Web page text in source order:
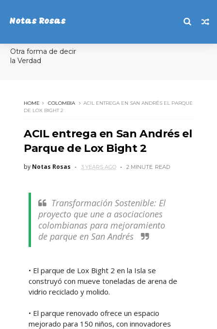
Notas Rosas
Otra forma de decir
la Verdad
HOME COLOMBIA
ACIL ENTREGA EN SAN ANDRÉS EL PARQUE
DE LOX BIGHT 2
ACIL entrega en San Andrés el
Parque de Lox Bight 2
by Notas Rosas 3 YEARS AGO 2 MINUTE READ
Transformación Sostenible: El
proyecto que une a asociaciones
colombianas para mejoramiento
de parque en San Andrés
• El parque de Lox Bight 2 en la Isla se
construyó con mueve toneladas de arena de
vidrio reciclado y molido.
• El parque renovado ofrece un espacio
mejorado para 150 niños, con innovadores